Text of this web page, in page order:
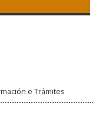
e Trámites